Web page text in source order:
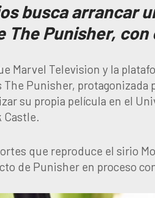
busca arrancar
The Punisher,
Marvel Television y la
The Punisher,
su propia película en el
Castle.
que reproduce el sirio
de Punisher en proceso